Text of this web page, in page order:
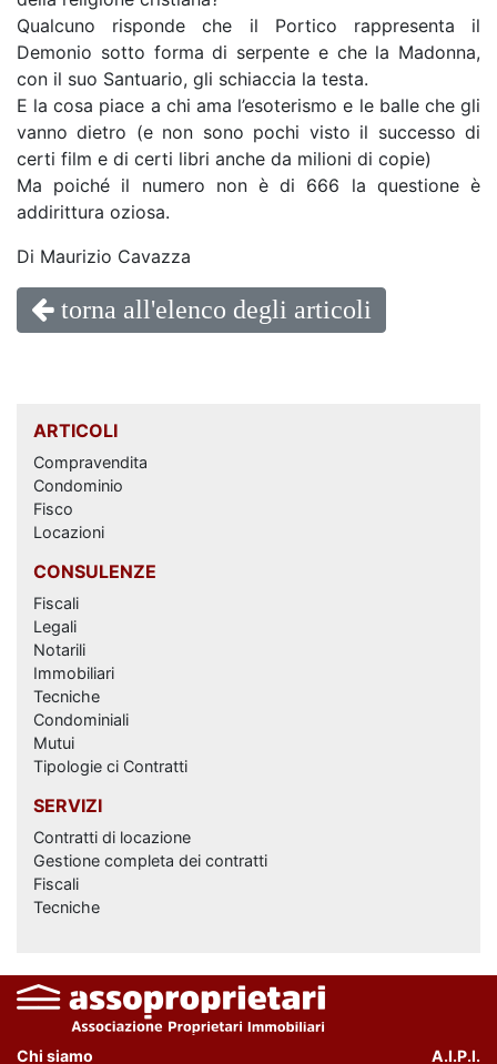
Qualcuno risponde che il Portico rappresenta il
Demonio sotto forma di serpente e che la Madonna,
con il suo Santuario, gli schiaccia la testa.
E la cosa piace a chi ama l’esoterismo e le balle che gli
vanno dietro (e non sono pochi visto il successo di
certi film e di certi libri anche da milioni di copie)
Ma poiché il numero non è di 666 la questione è
addirittura oziosa.
Di Maurizio Cavazza
torna all'elenco degli articoli
ARTICOLI
Compravendita
Condominio
Fisco
Locazioni
CONSULENZE
Fiscali
Legali
Notarili
Immobiliari
Tecniche
Condominiali
Mutui
Tipologie ci Contratti
SERVIZI
Contratti di locazione
Gestione completa dei contratti
Fiscali
Tecniche
Chi siamo A.I.P.I.